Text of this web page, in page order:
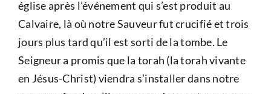
église après l’événement qui s’est produit au
Calvaire, là où notre Sauveur fut crucifié et trois
jours plus tard qu’il est sorti de la tombe. Le
Seigneur a promis que la torah (la torah vivante
en Jésus-Christ) viendra s’installer dans notre